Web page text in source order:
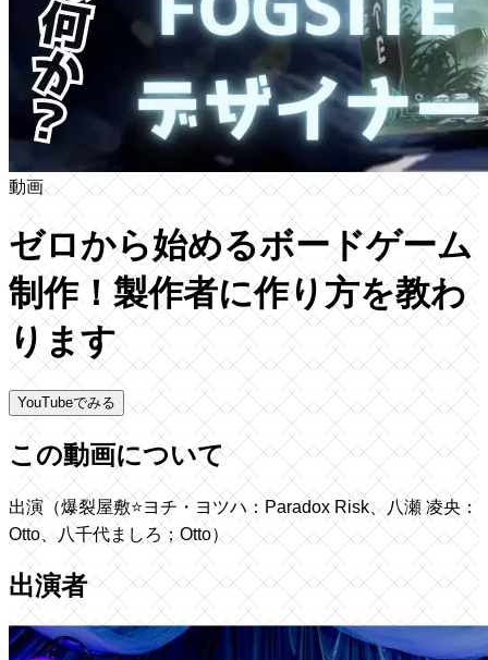
動画
ゼロから始めるボードゲーム
制作！製作者に作り方を教わ
ります
YouTubeでみる
この動画について
出演（爆裂屋敷⭐ヨチ・ヨツハ：Paradox Risk、八瀬 凌央：
Otto、八千代ましろ；Otto）
出演者